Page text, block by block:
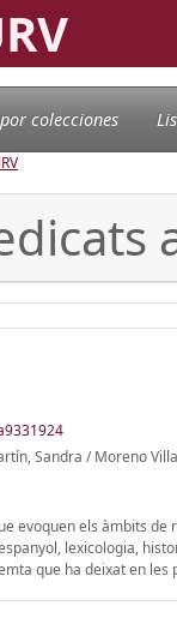
colecciones
Sandra / Moreno
evoquen els àmbits
lexicologia,
que ha deixat en